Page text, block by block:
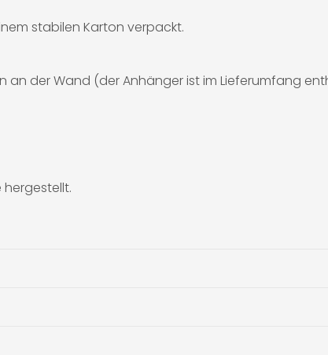
stabilen Karton verpackt.
der Wand (der Anhänger ist im Lieferumfang
hergestellt.